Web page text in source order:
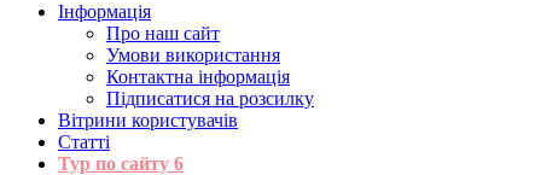
Інформація
Про наш сайт
Умови використання
Контактна інформація
Підписатися на розсилку
Вітрини користувачів
Статті
Тур по сайту 6